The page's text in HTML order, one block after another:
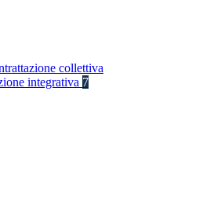
collettiva
integrativa 7